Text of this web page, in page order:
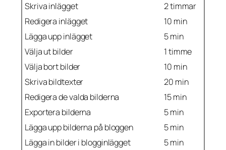
Skriva inlägget
2 timmar
Redigera inlägget
10 min
Lägga upp inlägget
5 min
Välja ut bilder
1 timme
Välja bort bilder
10 min
Skriva bildtexter
20 min
Redigera de valda bilderna
15 min
Exportera bilderna
5 min
Lägga upp bilderna på bloggen
5 min
Lägga in bilder i blogginlägget
5 min